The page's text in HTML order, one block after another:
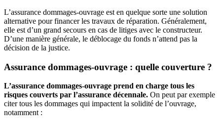
L’assurance dommages-ouvrage est en quelque sorte une solution
alternative pour financer les travaux de réparation. Généralement,
elle est d’un grand secours en cas de litiges avec le constructeur.
D’une manière générale, le déblocage du fonds n’attend pas la
décision de la justice.
Assurance dommages-ouvrage : quelle couverture ?
L’assurance dommages-ouvrage prend en charge tous les
risques couverts par l’assurance décennale. On peut par exemple
citer tous les dommages qui impactent la solidité de l’ouvrage,
notamment :